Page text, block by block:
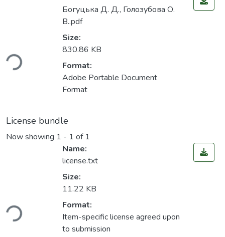
Богуцька Д. Д., Голозубова О.
В..pdf
Size:
830.86 KB
Format:
Adobe Portable Document
Format
License bundle
Now showing 1 - 1 of 1
Name:
license.txt
Size:
11.22 KB
Format:
Item-specific license agreed upon
to submission